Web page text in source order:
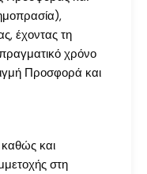
έχοντας τη
χρόνο
Προσφορά και
και
στη